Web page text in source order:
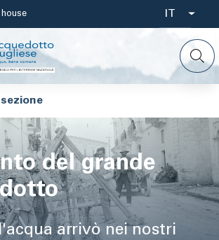
Select
your
IT
del grande
arrivò nei nostri